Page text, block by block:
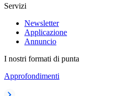
Servizi
Newsletter
Applicazione
Annuncio
I nostri formati di punta
Approfondimenti